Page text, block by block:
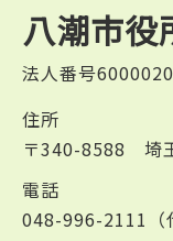
八潮市役
法人番号
住所
〒340-8588 埼
電話
048-996-2111（